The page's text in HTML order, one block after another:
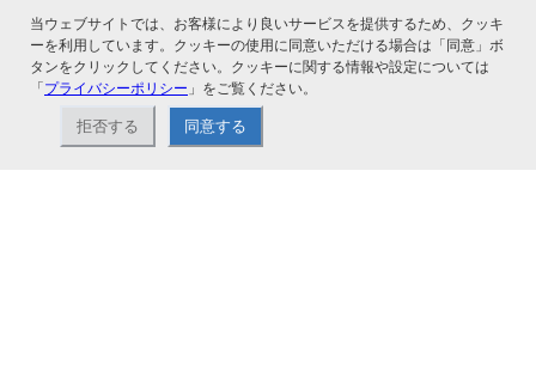
関連サービス
当ウェブサイトでは、お客様により良いサービスを提供するため、クッキ
ーを利用しています。クッキーの使用に同意いただける場合は「同意」ボ
タンをクリックしてください。クッキーに関する情報や設定については
「プライバシーポリシー 」をご覧ください。
拒否する 同意する